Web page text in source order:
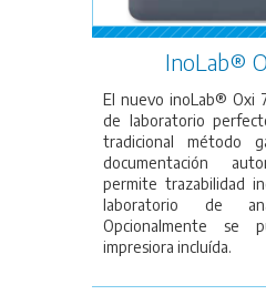
InoLab®
El nuevo inoLab® Oxi
de laboratorio
tradicional método
documentación
permite trazabilidad
laboratorio de
Opcionalmente se
impresiora incluída.